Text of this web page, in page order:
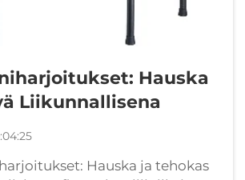
Hauska
Liikunnallisena
Hauska ja tehokas